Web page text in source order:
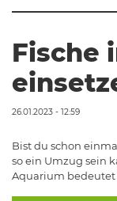
Fische
26.01.2023 - 12:59
Bist du schon
so ein Umzug sein
Aquarium bedeutet